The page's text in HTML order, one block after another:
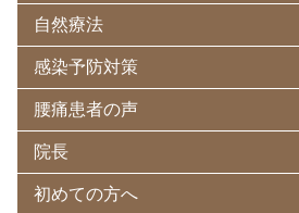
自然療法
感染予防対策
腰痛患者の声
院長
初めての方へ